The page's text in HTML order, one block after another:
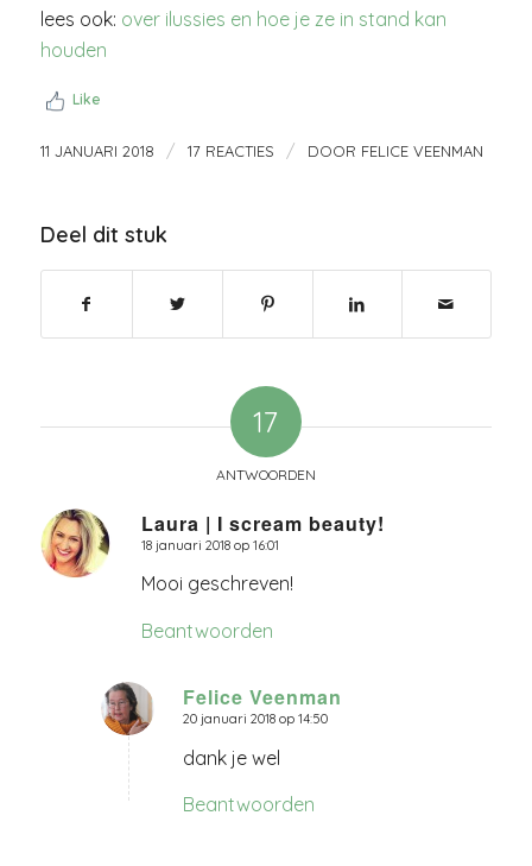
lees ook: over ilussies en hoe je ze in stand kan
houden
Like
11 JANUARI 2018 / 17 REACTIES / DOOR FELICE VEENMAN
Deel dit stuk
17
ANTWOORDEN
Laura | I scream beauty!
zegt:
18 januari 2018 op 16:01
Mooi geschreven!
Beantwoorden
Felice Veenman
zegt:
20 januari 2018 op 14:50
dank je wel
Beantwoorden